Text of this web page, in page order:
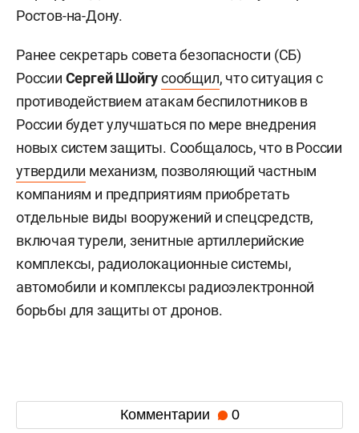
Ростов-на-Дону.
Ранее секретарь совета безопасности (СБ)
России Сергей Шойгусообщил, что ситуация с
противодействием атакам беспилотников в
России будет улучшаться по мере внедрения
новых систем защиты. Сообщалось, что в России
утвердили механизм, позволяющий частным
компаниям и предприятиям приобретать
отдельные виды вооружений и спецсредств,
включая турели, зенитные артиллерийские
комплексы, радиолокационные системы,
автомобили и комплексы радиоэлектронной
борьбы для защиты от дронов.
Комментарии 0